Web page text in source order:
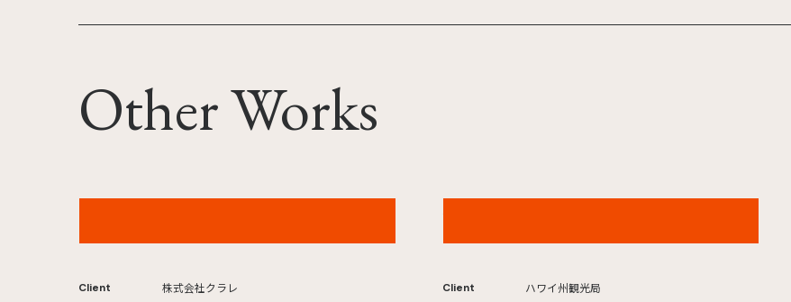
Other Works
Client 株式会社クラレ Client ハワイ州観光局